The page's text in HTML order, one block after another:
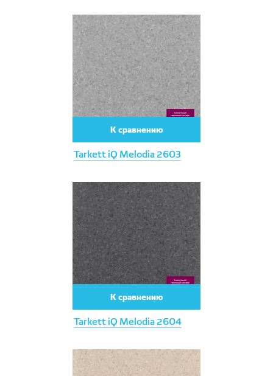
Tarkett iQ Melodia 2603
К сравнению
Tarkett iQ Melodia 2604
К сравнению